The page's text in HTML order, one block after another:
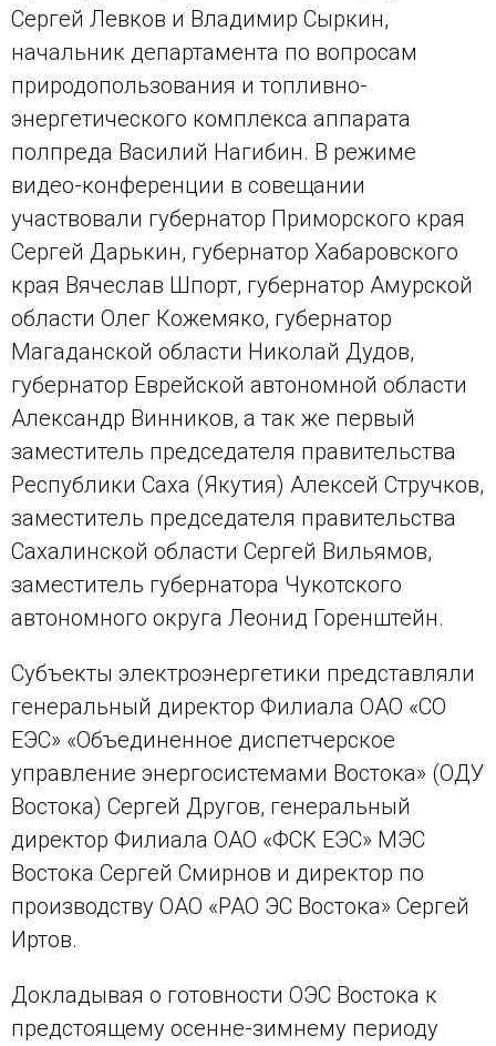
Сергей Левков и Владимир Сыркин,
начальник департамента по вопросам
природопользования и топливно-
энергетического комплекса аппарата
полпреда Василий Нагибин. В режиме
видео-конференции в совещании
участвовали губернатор Приморского края
Сергей Дарькин, губернатор Хабаровского
края Вячеслав Шпорт, губернатор Амурской
области Олег Кожемяко, губернатор
Магаданской области Николай Дудов,
губернатор Еврейской автономной области
Александр Винников, а так же первый
заместитель председателя правительства
Республики Саха (Якутия) Алексей Стручков,
заместитель председателя правительства
Сахалинской области Сергей Вильямов,
заместитель губернатора Чукотского
автономного округа Леонид Горенштейн.
Субъекты электроэнергетики представляли
генеральный директор Филиала ОАО «СО
ЕЭС» «Объединенное диспетчерское
управление энергосистемами Востока» (ОДУ
Востока) Сергей Другов, генеральный
директор Филиала ОАО «ФСК ЕЭС» МЭС
Востока Сергей Смирнов и директор по
производству ОАО «РАО ЭС Востока» Сергей
Иртов.
Докладывая о готовности ОЭС Востока к
предстоящему осенне-зимнему периоду